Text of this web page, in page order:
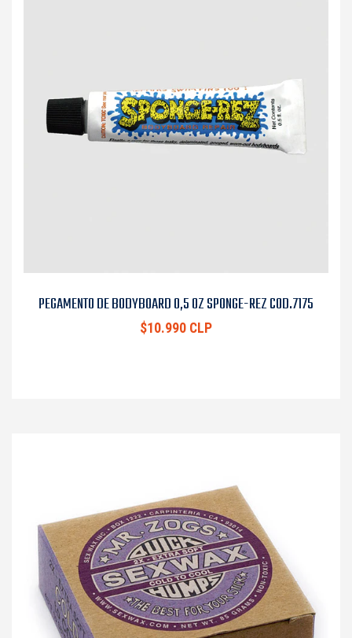
PEGAMENTO DE BODYBOARD 0,5 OZ SPONGE-REZ COD.7175
$10.990 CLP